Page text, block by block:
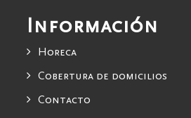
Información
Horeca
Cobertura de domicilios
Contacto